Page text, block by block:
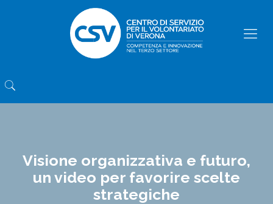
Visione organizzativa e futuro,
un video per favorire scelte
strategiche